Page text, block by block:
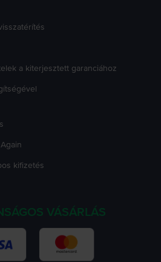
a kiterjesztett garanciához
kifizetés
VÁSÁRLÁS